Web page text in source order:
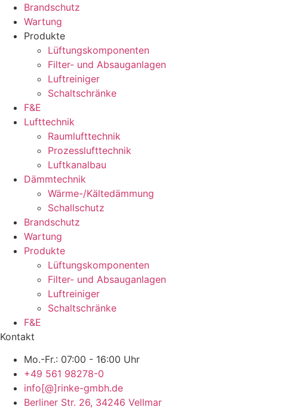
Brandschutz
Wartung
Produkte
Lüftungskomponenten
Filter- und Absauganlagen
Luftreiniger
Schaltschränke
F&E
Lufttechnik
Raumlufttechnik
Prozesslufttechnik
Luftkanalbau
Dämmtechnik
Wärme-/Kältedämmung
Schallschutz
Brandschutz
Wartung
Produkte
Lüftungskomponenten
Filter- und Absauganlagen
Luftreiniger
Schaltschränke
F&E
Kontakt
Mo.-Fr.: 07:00 - 16:00 Uhr
+49 561 98278-0
info[@]rinke-gmbh.de
Berliner Str. 26, 34246 Vellmar